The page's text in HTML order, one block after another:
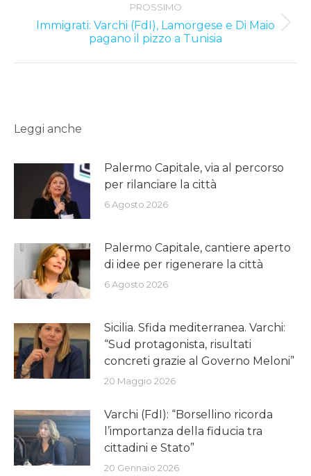
PROSSIMO
Next
post:
Immigrati: Varchi (FdI), Lamorgese e Di Maio
pagano il pizzo a Tunisia
Leggi anche
Palermo Capitale, via al percorso
per rilanciare la città
6 Agosto 2026
Palermo Capitale, cantiere aperto
di idee per rigenerare la città
6 Agosto 2026
Sicilia. Sfida mediterranea. Varchi:
“Sud protagonista, risultati
concreti grazie al Governo Meloni”
20 Maggio 2026
Varchi (FdI): “Borsellino ricorda
l’importanza della fiducia tra
cittadini e Stato”
20 Gennaio 2026